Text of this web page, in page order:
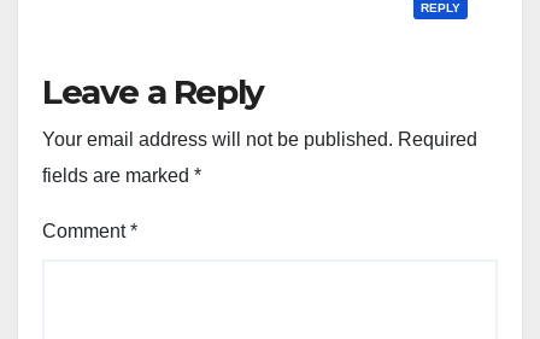
REPLY
Leave a Reply
Your email address will not be published. Required
fields are marked *
Comment*